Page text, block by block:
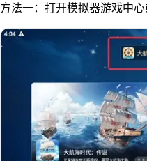
方法一：打开模拟器游戏中